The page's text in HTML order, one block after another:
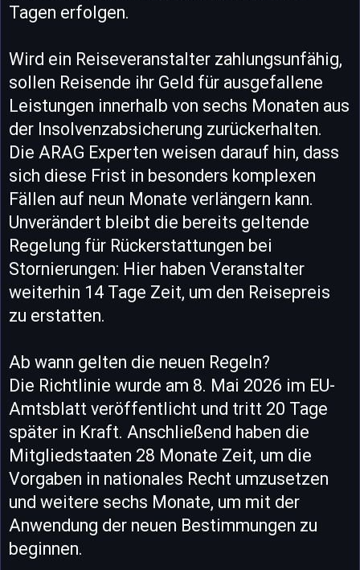
Tagen erfolgen.
Wird ein Reiseveranstalter zahlungsunfähig,
sollen Reisende ihr Geld für ausgefallene
Leistungen innerhalb von sechs Monaten aus
der Insolvenzabsicherung zurückerhalten.
Die ARAG Experten weisen darauf hin, dass
sich diese Frist in besonders komplexen
Fällen auf neun Monate verlängern kann.
Unverändert bleibt die bereits geltende
Regelung für Rückerstattungen bei
Stornierungen: Hier haben Veranstalter
weiterhin 14 Tage Zeit, um den Reisepreis
zu erstatten.
Ab wann gelten die neuen Regeln?
Die Richtlinie wurde am 8. Mai 2026 im EU-
Amtsblatt veröffentlicht und tritt 20 Tage
später in Kraft. Anschließend haben die
Mitgliedstaaten 28 Monate Zeit, um die
Vorgaben in nationales Recht umzusetzen
und weitere sechs Monate, um mit der
Anwendung der neuen Bestimmungen zu
beginnen.